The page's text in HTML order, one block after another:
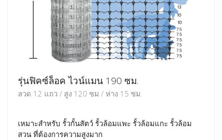
รุ่นฟิคซ์ล็อค ไวน์แมน 190 ซม.
ลวด 12 แถว / สูง 120 ซม / ห่าง 15 ซม
เหมาะสำหรับ รั้วกั้นสัตว์ รั้วล้อมแพะ รั้วล้อมแกะ รั้วล้อม
สวน ที่ต้องการความสูงมาก